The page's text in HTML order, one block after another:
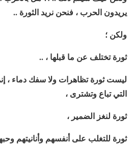
يريدون الحرب ، فنحن نريد الثورة ..
ولكن ؛
ثورة تختلف عن ما قبلها ، ..
ليست ثورة تظاهرات ولا سفك دماء ،
التي تباع وتشترى ،
ثورة لنغز الضمير ،
ثورة للتغلب على أنفسهم وأنانيتهم